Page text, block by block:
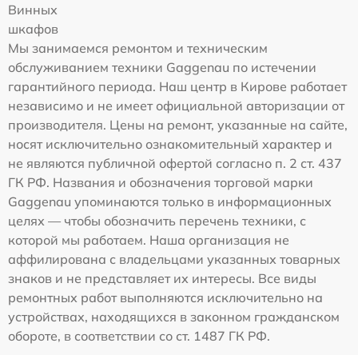
Винных
шкафов
Мы занимаемся ремонтом и техническим
обслуживанием техники Gaggenau по истечении
гарантийного периода. Наш центр в Кирове работает
независимо и не имеет официальной авторизации от
производителя. Цены на ремонт, указанные на сайте,
носят исключительно ознакомительный характер и
не являются публичной офертой согласно п. 2 ст. 437
ГК РФ. Названия и обозначения торговой марки
Gaggenau упоминаются только в информационных
целях — чтобы обозначить перечень техники, с
которой мы работаем. Наша организация не
аффилирована с владельцами указанных товарных
знаков и не представляет их интересы. Все виды
ремонтных работ выполняются исключительно на
устройствах, находящихся в законном гражданском
обороте, в соответствии со ст. 1487 ГК РФ.